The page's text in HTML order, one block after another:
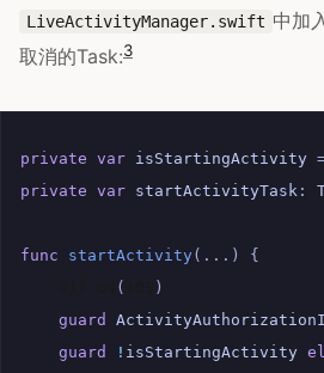
LiveActivityManager.swift 中加
取消的Task:3
private var isStartingActivity
private var startActivityTask :
func startActivity(...)
{
(
)
guard
guard
! isStartingActivity